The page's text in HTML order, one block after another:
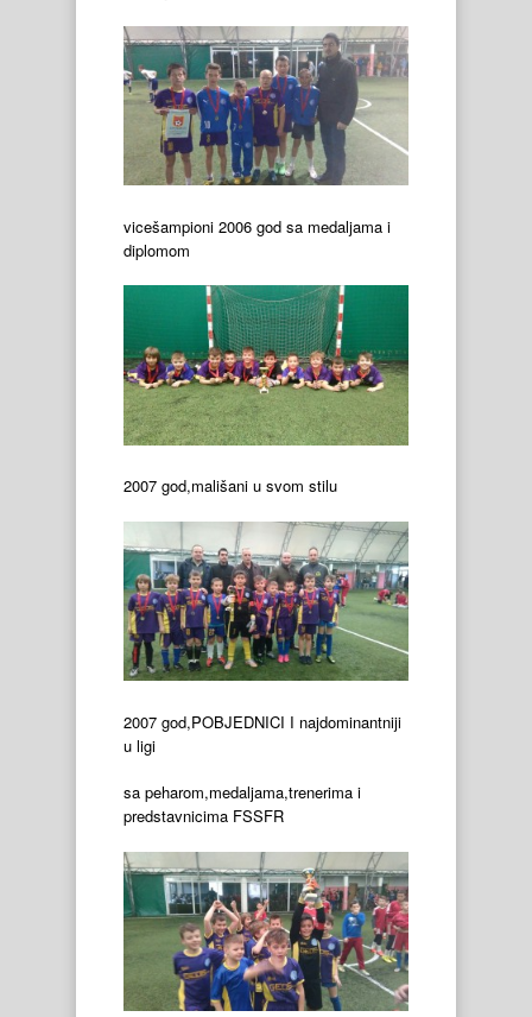
vicešampioni 2006 god sa medaljama i
diplomom
2007 god,mališani u svom stilu
2007 god,POBJEDNICI I najdominantniji
u ligi
sa peharom,medaljama,trenerima i
predstavnicima FSSFR